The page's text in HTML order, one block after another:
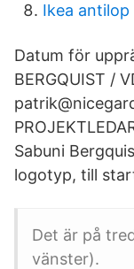
Ikea
Datum för
BERGQUIST /
Sabuni
logotyp, till
Det är på
vänster).